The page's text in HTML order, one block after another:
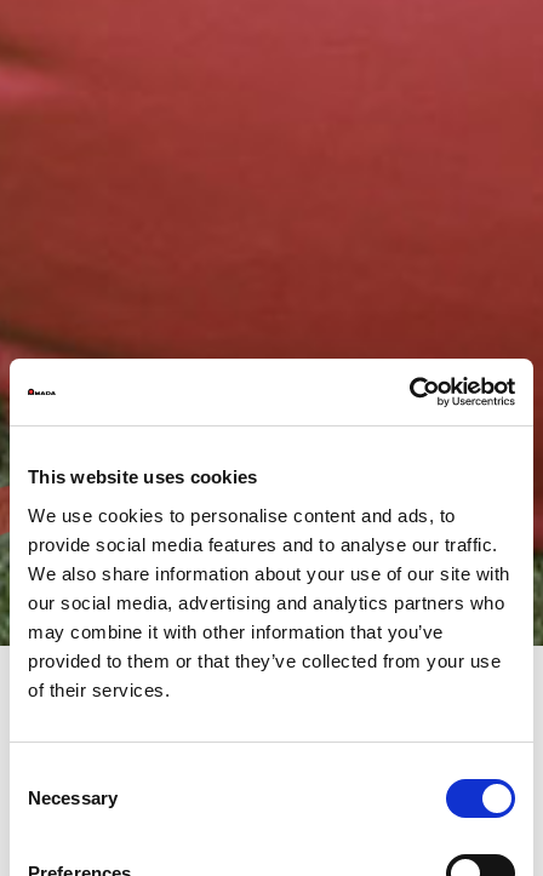
This website uses cookies
We use cookies to personalise content and ads, to
provide social media features and to analyse our traffic.
We also share information about your use of our site with
our social media, advertising and analytics partners who
may combine it with other information that you’ve
provided to them or that they’ve collected from your use
of their services.
Selection
Necessary
Ervaar technologische
innovatie vanuit het andere
perspectief van de nieuwe